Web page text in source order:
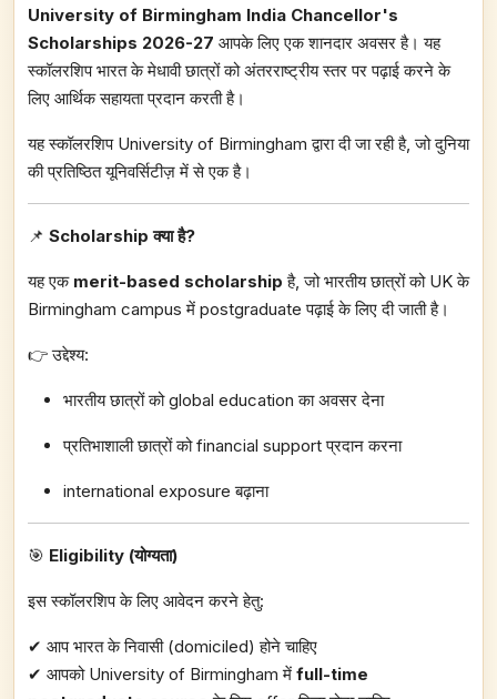
University of Birmingham India Chancellor's
Scholarships 2026-27 आपके लिए एक शानदार अवसर है। यह
स्कॉलरशिप भारत के मेधावी छात्रों को अंतरराष्ट्रीय स्तर पर पढ़ाई करने के
लिए आर्थिक सहायता प्रदान करती है।
यह स्कॉलरशिप University of Birmingham द्वारा दी जा रही है, जो दुनिया
की प्रतिष्ठित यूनिवर्सिटीज़ में से एक है।
📌 Scholarship क्या है?
यह एक merit-based scholarship है, जो भारतीय छात्रों को UK के
Birmingham campus में postgraduate पढ़ाई के लिए दी जाती है।
👉 उद्देश्य:
भारतीय छात्रों को global education का अवसर देना
प्रतिभाशाली छात्रों को financial support प्रदान करना
international exposure बढ़ाना
🎯 Eligibility (योग्यता)
इस स्कॉलरशिप के लिए आवेदन करने हेतु:
✔ आप भारत के निवासी (domiciled) होने चाहिए
✔ आपको University of Birmingham में full-time